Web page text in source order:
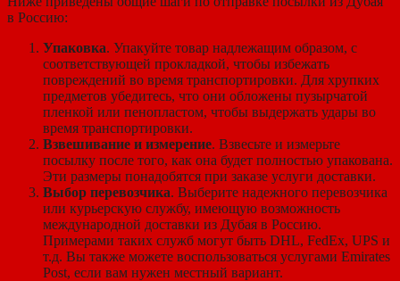
в Россию:
Упаковка. Упакуйте товар надлежащим образом, с
соответствующей прокладкой, чтобы избежать
повреждений во время транспортировки. Для хрупких
предметов убедитесь, что они обложены пузырчатой
пленкой или пенопластом, чтобы выдержать удары во
время транспортировки.
Взвешивание и измерение. Взвесьте и измерьте
посылку после того, как она будет полностью упакована.
Эти размеры понадобятся при заказе услуги доставки.
Выбор перевозчика. Выберите надежного перевозчика
или курьерскую службу, имеющую возможность
международной доставки из Дубая в Россию.
Примерами таких служб могут быть DHL, FedEx, UPS и
т.д. Вы также можете воспользоваться услугами Emirates
Post, если вам нужен местный вариант.